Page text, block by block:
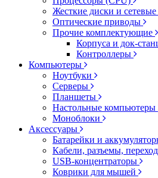
Жесткие диски и
Оптические приводы
Прочие комплектующие
Корпуса и док-
Контроллеры
Компьютеры
Ноутбуки
Серверы
Планшеты
Настольные компьютеры
Моноблоки
Аксессуары
Батарейки и
Кабели, разъемы,
USB-концентраторы
Коврики для мышей